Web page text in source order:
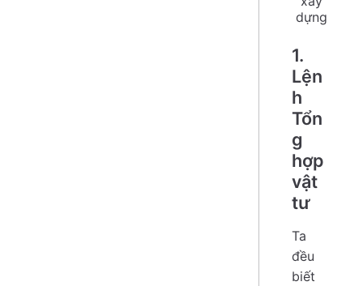
dựng
1.
Lện
h
Tổn
g
hợp
vật
tư
Ta
đều
biết